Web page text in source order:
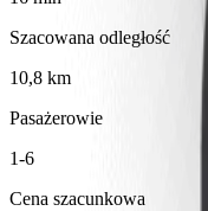
Szacowana odległość
10,8 km
Pasażerowie
1-6
Cena szacunkowa